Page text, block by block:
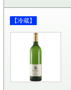
【冷蔵】